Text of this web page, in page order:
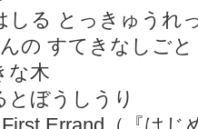
しる とっきゅうれ
の すてきなしごと
な木
とぼうしうり